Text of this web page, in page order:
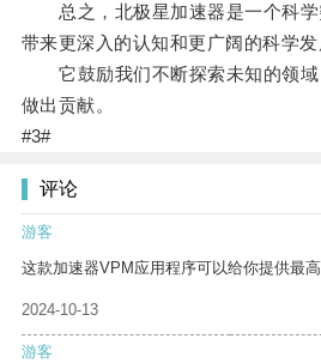
总之，北极星加速器是一个科学
带来更深入的认知和更广阔的科学发
它鼓励我们不断探索未知的领域
做出贡献。
#3#
评论
游客
这款加速器VPM应用程序可以给你提供最高
2024-10-13
游客